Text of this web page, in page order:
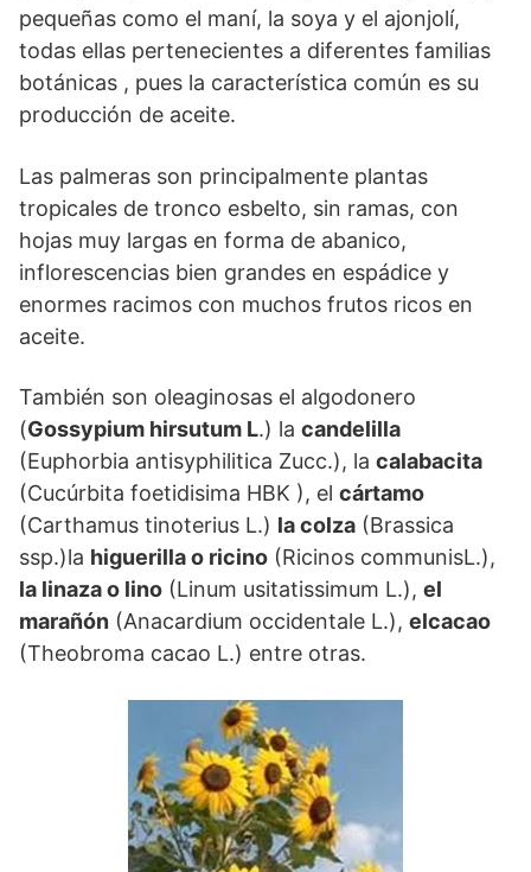
pequeñas como el maní, la soya y el ajonjolí,
todas ellas pertenecientes a diferentes familias
botánicas , pues la característica común es su
producción de aceite.
Las palmeras son principalmente plantas
tropicales de tronco esbelto, sin ramas, con
hojas muy largas en forma de abanico,
inflorescencias bien grandes en espádice y
enormes racimos con muchos frutos ricos en
aceite.
También son oleaginosas el algodonero
(Gossypium hirsutum L.) la candelilla
(Euphorbia antisyphilitica Zucc.), la calabacita
(Cucúrbita foetidisima HBK ), el cártamo
(Carthamus tinoterius L.) la colza (Brassica
ssp.)la higuerilla o ricino (Ricinos communisL.),
la linaza o lino (Linum usitatissimum L.), el
marañón (Anacardium occidentale L.), elcacao
(Theobroma cacao L.) entre otras.